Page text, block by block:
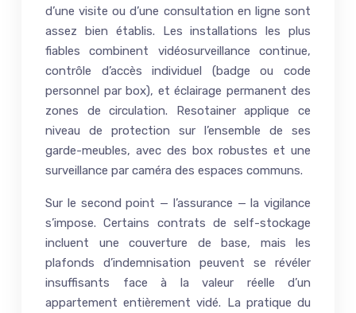
d’une visite ou d’une consultation en ligne sont
assez bien établis. Les installations les plus
fiables combinent vidéosurveillance continue,
contrôle d’accès individuel (badge ou code
personnel par box), et éclairage permanent des
zones de circulation. Resotainer applique ce
niveau de protection sur l’ensemble de ses
garde-meubles, avec des box robustes et une
surveillance par caméra des espaces communs.
Sur le second point — l’assurance — la vigilance
s’impose. Certains contrats de self-stockage
incluent une couverture de base, mais les
plafonds d’indemnisation peuvent se révéler
insuffisants face à la valeur réelle d’un
appartement entièrement vidé. La pratique du